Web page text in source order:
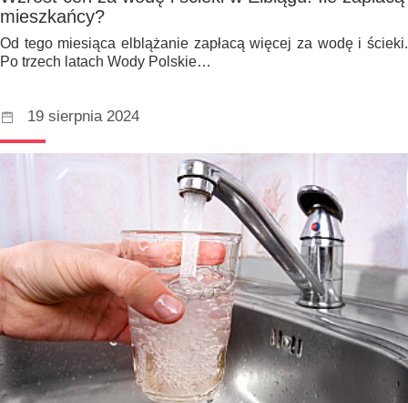
mieszkańcy?
Od tego miesiąca elblążanie zapłacą więcej za wodę i ścieki.
Po trzech latach Wody Polskie…
19 sierpnia 2024